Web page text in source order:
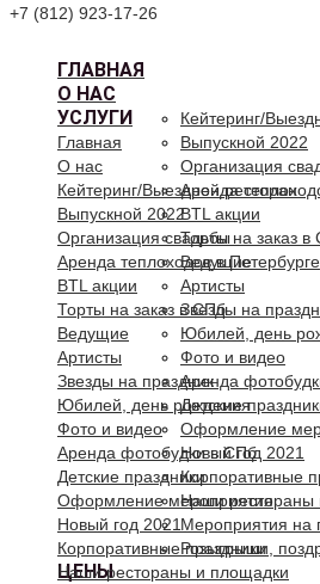
+7 (812) 923-17-26
ГЛАВНАЯ
О НАС
УСЛУГИ
Кейтеринг/
Выпускной 2022
Организация
Аренда
BTL акции
Торты на заказ в
Ведущие
Артисты
Звезды на
Юбилей, день
Фото и видео
Аренда
Детские
Оформление
Новый год 2021
Корпоративные
Наши рестораны
Мероприятия на
Розыгрыши,
ЦЕНЫ
Главная
О нас
Кейтеринг/Выездной ресторан
Выпускной 2022
Организация свадьбы
Аренда теплоходов в Петербурге
BTL акции
Торты на заказ в СПб
Ведущие
Артисты
Звезды на праздник
Юбилей, день рождения
Фото и видео
Аренда фотобудки в СПб
Детские праздники
Оформление мероприятия
Новый год 2021
Корпоративные праздники
Наши рестораны и площадки